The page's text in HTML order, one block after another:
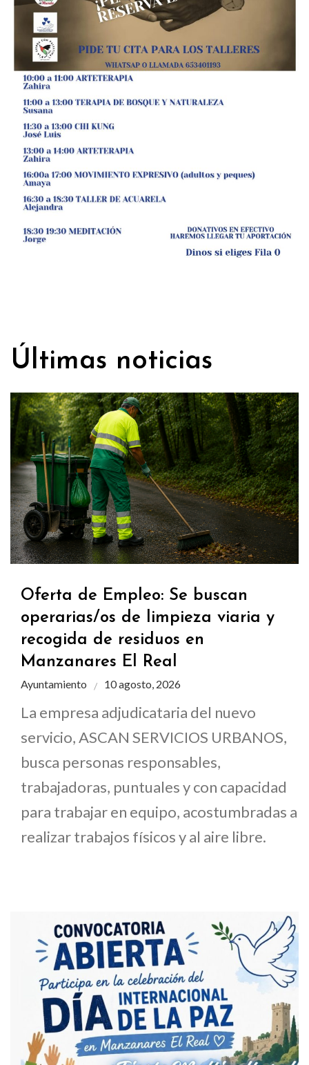
Últimas noticias
Oferta de Empleo: Se buscan
operarias/os de limpieza viaria y
recogida de residuos en
Manzanares El Real
Ayuntamiento 10 agosto, 2026
La empresa adjudicataria del nuevo
servicio, ASCAN SERVICIOS URBANOS,
busca personas responsables,
trabajadoras, puntuales y con capacidad
para trabajar en equipo, acostumbradas a
realizar trabajos físicos y al aire libre.